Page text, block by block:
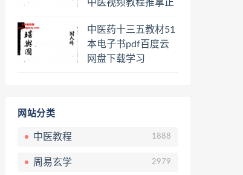
中医视频教程推拿正
经络脉诊面诊舌诊手
诊私密终身会员百度
网盘共享群
中医药十三五教材51
本电子书pdf百度云
网盘下载学习
网站分类
中医教程 1888
周易玄学 2979